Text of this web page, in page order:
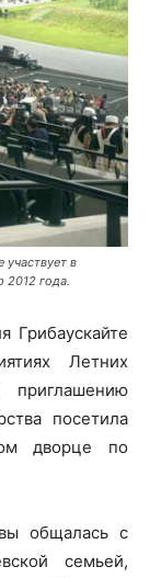
участвует в
2012 года.
Грибаускайте
Летних
посетила
дворце по
общалась с
семьей,